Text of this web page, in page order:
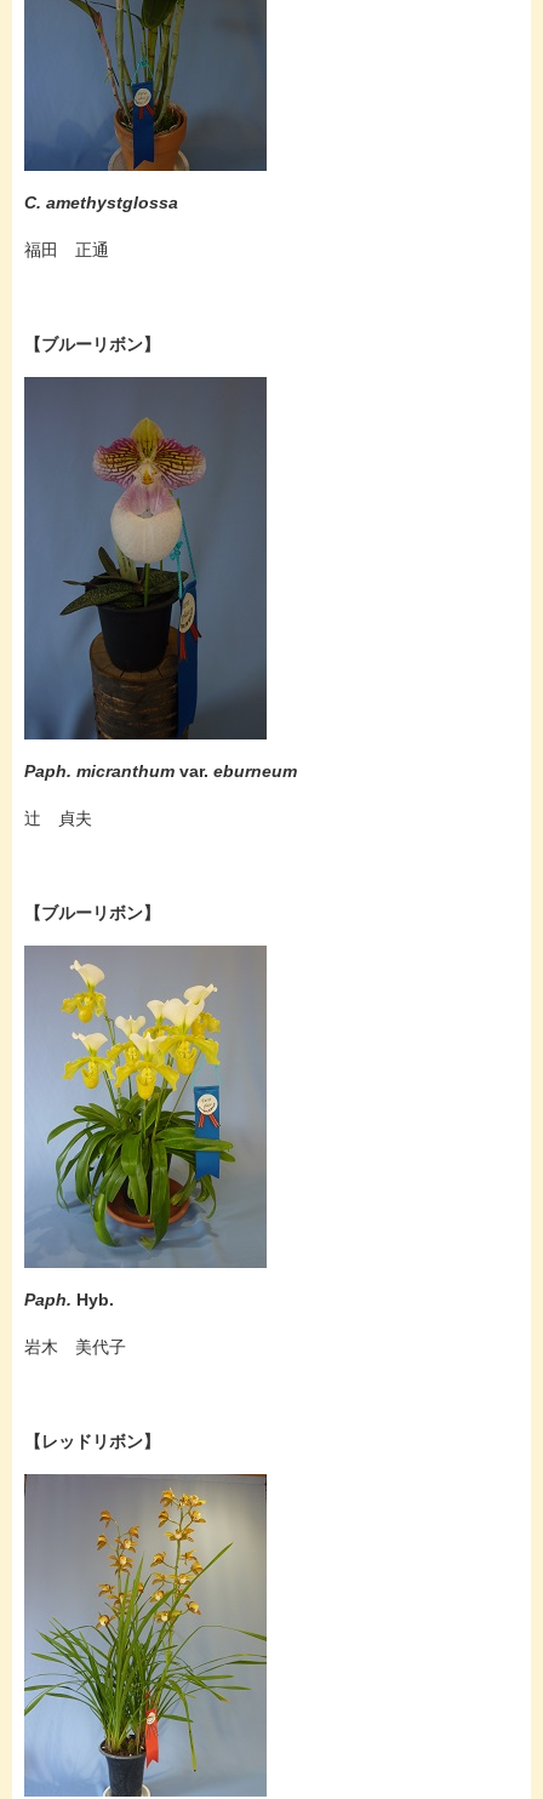
C. amethystglossa
福田 正通
【ブルーリボン】
Paph. micranthum var. eburneum
辻 貞夫
【ブルーリボン】
Paph. Hyb.
岩木 美代子
【レッドリボン】